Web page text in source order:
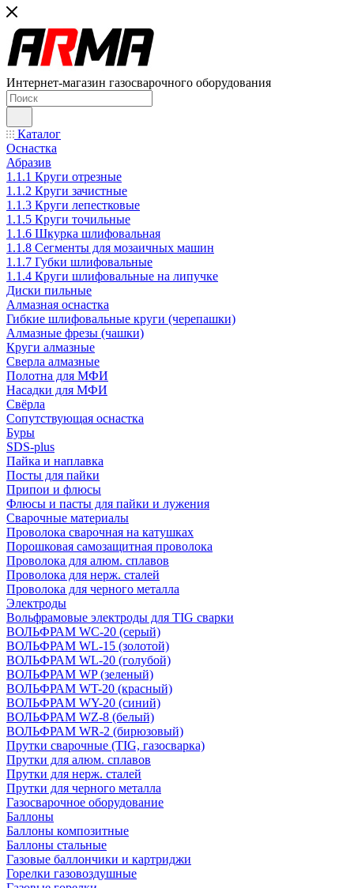
Интернет-магазин газосварочного оборудования
Каталог
Оснастка
Абразив
1.1.1 Круги отрезные
1.1.2 Круги зачистные
1.1.3 Круги лепестковые
1.1.5 Круги точильные
1.1.6 Шкурка шлифовальная
1.1.8 Сегменты для мозаичных машин
1.1.7 Губки шлифовальные
1.1.4 Круги шлифовальные на липучке
Диски пильные
Алмазная оснастка
Гибкие шлифовальные круги (черепашки)
Алмазные фрезы (чашки)
Круги алмазные
Сверла алмазные
Полотна для МФИ
Насадки для МФИ
Свёрла
Сопутствующая оснастка
Буры
SDS-plus
Пайка и наплавка
Посты для пайки
Припои и флюсы
Флюсы и пасты для пайки и лужения
Сварочные материалы
Проволока сварочная на катушках
Порошковая самозащитная проволока
Проволока для алюм. сплавов
Проволока для нерж. сталей
Проволока для черного металла
Электроды
Вольфрамовые электроды для TIG сварки
ВОЛЬФРАМ WC-20 (серый)
ВОЛЬФРАМ WL-15 (золотой)
ВОЛЬФРАМ WL-20 (голубой)
ВОЛЬФРАМ WP (зеленый)
ВОЛЬФРАМ WT-20 (красный)
ВОЛЬФРАМ WY-20 (синий)
ВОЛЬФРАМ WZ-8 (белый)
ВОЛЬФРАМ WR-2 (бирюзовый)
Прутки сварочные (TIG, газосварка)
Прутки для алюм. сплавов
Прутки для нерж. сталей
Прутки для черного металла
Газосварочное оборудование
Баллоны
Баллоны композитные
Баллоны стальные
Газовые баллончики и картриджи
Горелки газовоздушные